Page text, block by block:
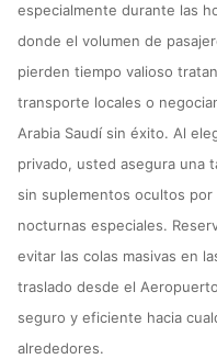
especialmente durante las
donde el volumen de
pierden tiempo valioso
transporte locales o
Arabia Saudí sin éxito. Al
privado, usted asegura una
sin suplementos ocultos
nocturnas especiales.
evitar las colas masivas en
traslado desde el
seguro y eficiente hacia
alrededores.